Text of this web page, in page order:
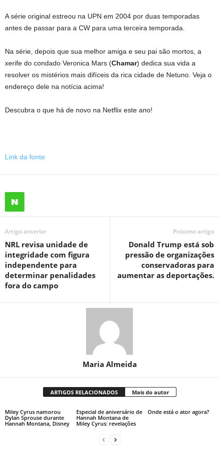
A série original estreou na UPN em 2004 por duas temporadas
antes de passar para a CW para uma terceira temporada.
Na série, depois que sua melhor amiga e seu pai são mortos, a
xerife do condado Veronica Mars (Chamar) dedica sua vida a
resolver os mistérios mais difíceis da rica cidade de Netuno. Veja o
endereço dele na notícia acima!
Descubra o que há de novo na Netflix este ano!
Link da fonte
Artigo anterior
NRL revisa unidade de
integridade com figura
independente para
determinar penalidades
fora do campo
Próximo artigo
Donald Trump está sob
pressão de organizações
conservadoras para
aumentar as deportações.
Maria Almeida
ARTIGOS RELACIONADOS Mais do autor
Miley Cyrus namorou
Dylan Sprouse durante
Hannah Montana, Disney
Especial de aniversário de
Hannah Montana de
Miley Cyrus: revelações
Onde está o ator agora?